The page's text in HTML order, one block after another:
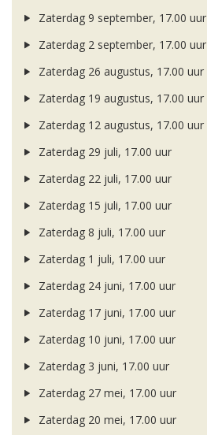
Zaterdag 9 september, 17.00 uur
Zaterdag 2 september, 17.00 uur
Zaterdag 26 augustus, 17.00 uur
Zaterdag 19 augustus, 17.00 uur
Zaterdag 12 augustus, 17.00 uur
Zaterdag 29 juli, 17.00 uur
Zaterdag 22 juli, 17.00 uur
Zaterdag 15 juli, 17.00 uur
Zaterdag 8 juli, 17.00 uur
Zaterdag 1 juli, 17.00 uur
Zaterdag 24 juni, 17.00 uur
Zaterdag 17 juni, 17.00 uur
Zaterdag 10 juni, 17.00 uur
Zaterdag 3 juni, 17.00 uur
Zaterdag 27 mei, 17.00 uur
Zaterdag 20 mei, 17.00 uur